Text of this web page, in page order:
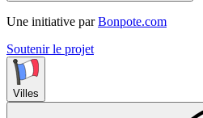
Une initiative par Bonpote.com
Soutenir le projet
Villes